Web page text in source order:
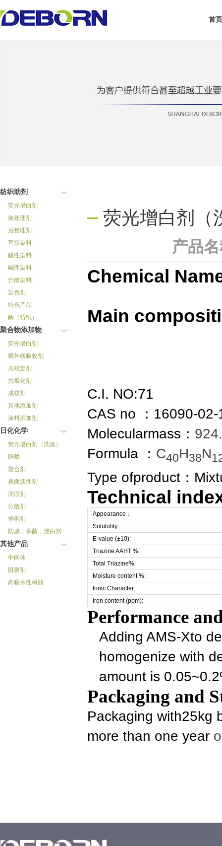
首页
纺织助剂
荧光增白剂
前处理剂
后整理剂
直接染料
酸性染料
碱性染料
分散染料
染色剂
特色产品
酶（纺织）
聚合物添加物
荧光增白剂
紫外线吸收剂
光稳定剂
抗氧化剂
成核剂
其他添加剂
涂料添加剂
日化化学
荧光增白剂（洗涤）
防晒
螯合剂
表面活性剂
润湿剂
分散剂
增稠剂
防腐，杀菌，漂白剂
其他产品
中间体
阻聚剂
高吸水性树脂
荧光增白剂（
产品
Chemical
Main
C.I. NO:71
CAS no
： 16090-02-
Molecularmass ：
Formula
： C40H38N
Type ofproduct ：
Technical
Appearance ：
Solubility
E-value (±10):
Triazine AAHT %:
Total Triazine%:
Moisture content %:
Ionic Character:
Iron content (ppm):
Performance
Adding AMS-Xto
homogenize with
amount is
Packaging and
Packaging with25kg
more than one year